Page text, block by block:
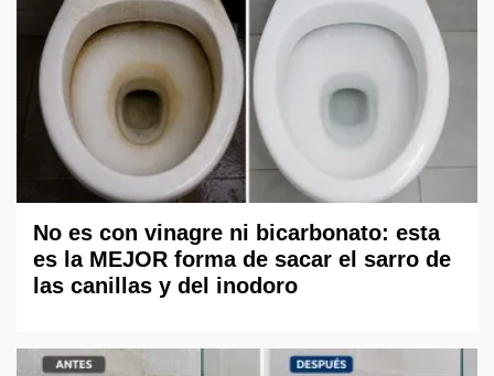
No es con vinagre ni bicarbonato: esta
es la MEJOR forma de sacar el sarro de
las canillas y del inodoro